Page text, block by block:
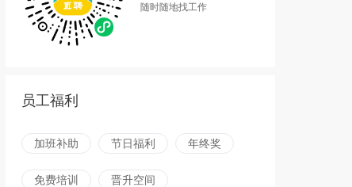
随时随地找工作
员工福利
加班补助 节日福利 年终奖
免费培训 晋升空间